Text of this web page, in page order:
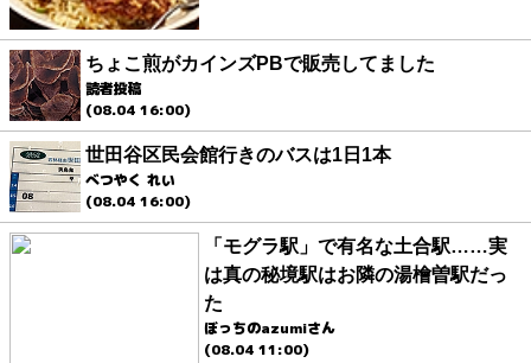
ちょこ煎がカインズPBで販売してました
読者投稿
(08.04 16:00)
世田谷区民会館行きのバスは1日1本
べつやく れい
(08.04 16:00)
「モグラ駅」で有名な土合駅……実
は真の秘境駅はお隣の湯檜曽駅だっ
た
ぼっちのazumiさん
(08.04 11:00)